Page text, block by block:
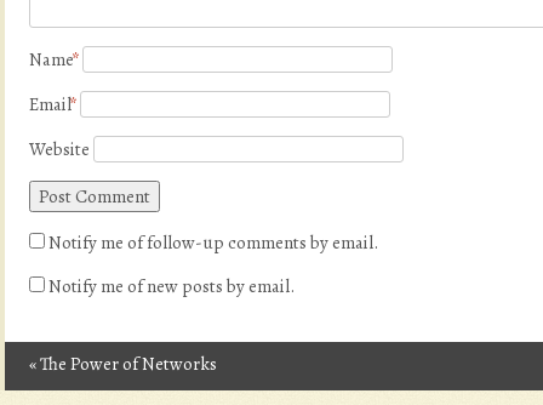
Name*
Email*
Website
Notify me of follow-up comments by email.
Notify me of new posts by email.
Post navigation
«The Power of Networks